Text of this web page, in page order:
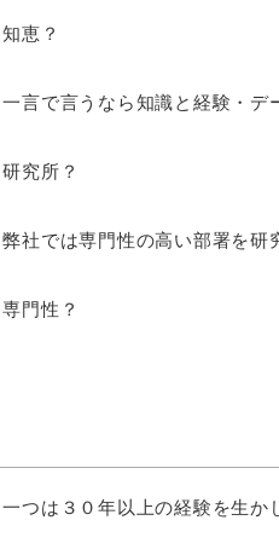
知恵？
一言で言うなら知識と経験・デ
研究所？
弊社では専門性の高い部署を研
専門性？
一つは３０年以上の経験を生か